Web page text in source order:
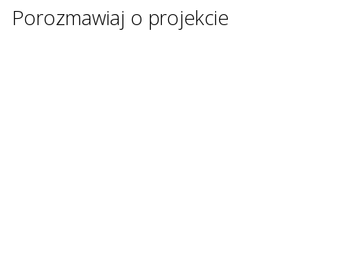
Porozmawiaj o projekcie